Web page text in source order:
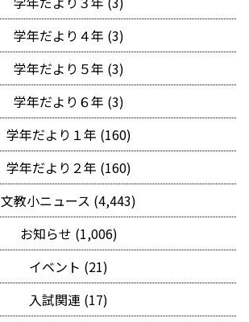
学年だより４年 (3)
学年だより５年 (3)
学年だより６年 (3)
学年だより１年 (160)
学年だより２年 (160)
文教小ニュース (4,443)
お知らせ (1,006)
イベント (21)
入試関連 (17)